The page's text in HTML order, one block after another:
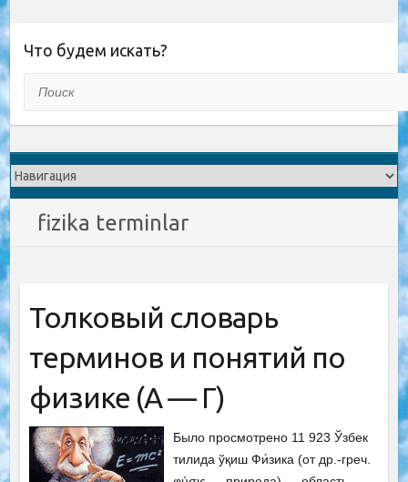
Что будем искать?
fizika terminlar
Толковый словарь
терминов и понятий по
физике (А — Г)
Было просмотрено 11 923 Ўзбек
тилида ўқиш Фи́зика (от др.-греч.